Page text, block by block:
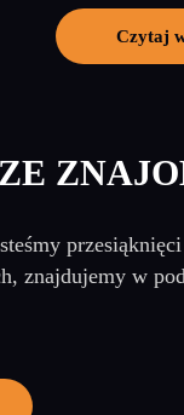
Czytaj
znajdujemy w